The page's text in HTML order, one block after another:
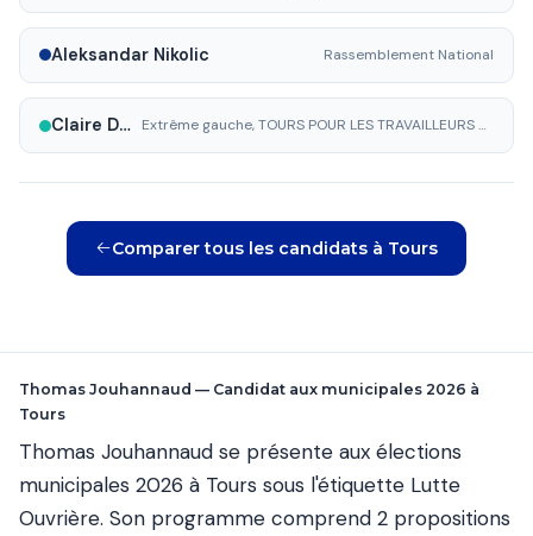
Aleksandar Nikolic Rassemblement National
Claire Delore Extrême gauche, TOURS POUR LES TRAVAILLEURS ET LES JEUNES
Comparer tous les candidats à Tours
Thomas Jouhannaud — Candidat aux municipales 2026 à
Tours
Thomas Jouhannaud se présente aux élections
municipales 2026 à Tours sous l'étiquette Lutte
Ouvrière. Son programme comprend 2 propositions